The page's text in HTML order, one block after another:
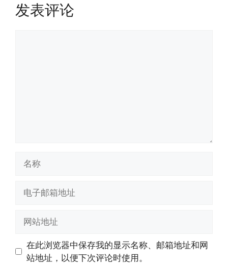
发表评论
址
址
在此浏览器中保存我的显示名称、邮箱地址和网
站地址，以便下次评论时使用。